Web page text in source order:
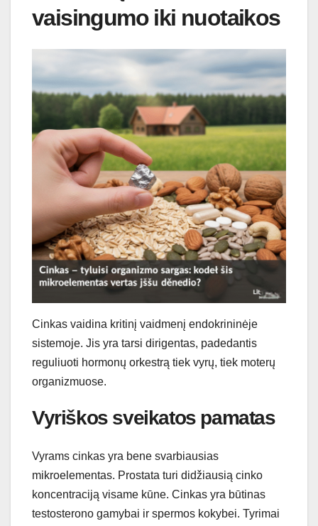
vaisingumo iki nuotaikos
Cinkas vaidina kritinį vaidmenį endokrininėje
sistemoje. Jis yra tarsi dirigentas, padedantis
reguliuoti hormonų orkestrą tiek vyrų, tiek moterų
organizmuose.
Vyriškos sveikatos pamatas
Vyrams cinkas yra bene svarbiausias
mikroelementas. Prostata turi didžiausią cinko
koncentraciją visame kūne. Cinkas yra būtinas
testosterono gamybai ir spermos kokybei. Tyrimai